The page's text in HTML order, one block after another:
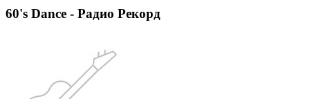
60's Dance - Радио Рекорд